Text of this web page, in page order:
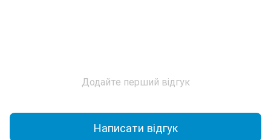
Додайте перший відгук
Написати відгук